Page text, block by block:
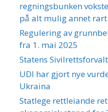
regningsbunken
på alt mulig annet rart
Regulering av
fra 1. mai 2025
Statens
UDI har gjort nye
Ukraina
Statlege rettleiande